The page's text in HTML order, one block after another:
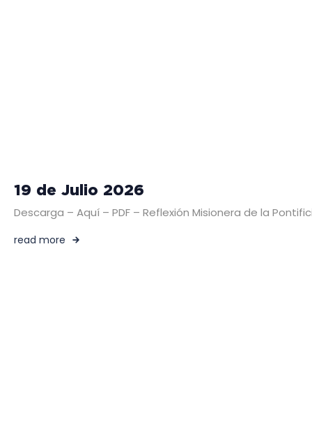
19 de Julio 2026
Descarga – Aquí – PDF – Reflexión Misionera de la
read more